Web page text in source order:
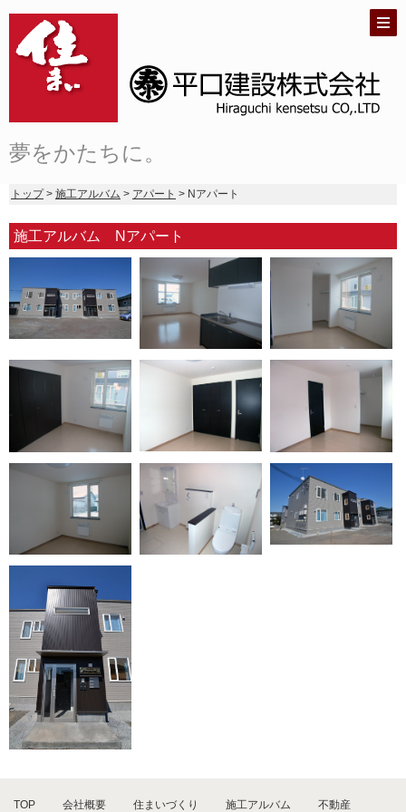
夢をかたちに。
トップ> 施工アルバム > アパート > Nアパート
施工アルバム Nアパート
TOP 会社概要 住まいづくり 施工アルバム 不動産